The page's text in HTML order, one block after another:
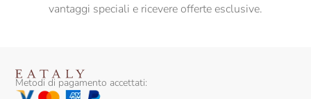
vantaggi speciali e ricevere offerte esclusive.
Metodi di pagamento accettati: